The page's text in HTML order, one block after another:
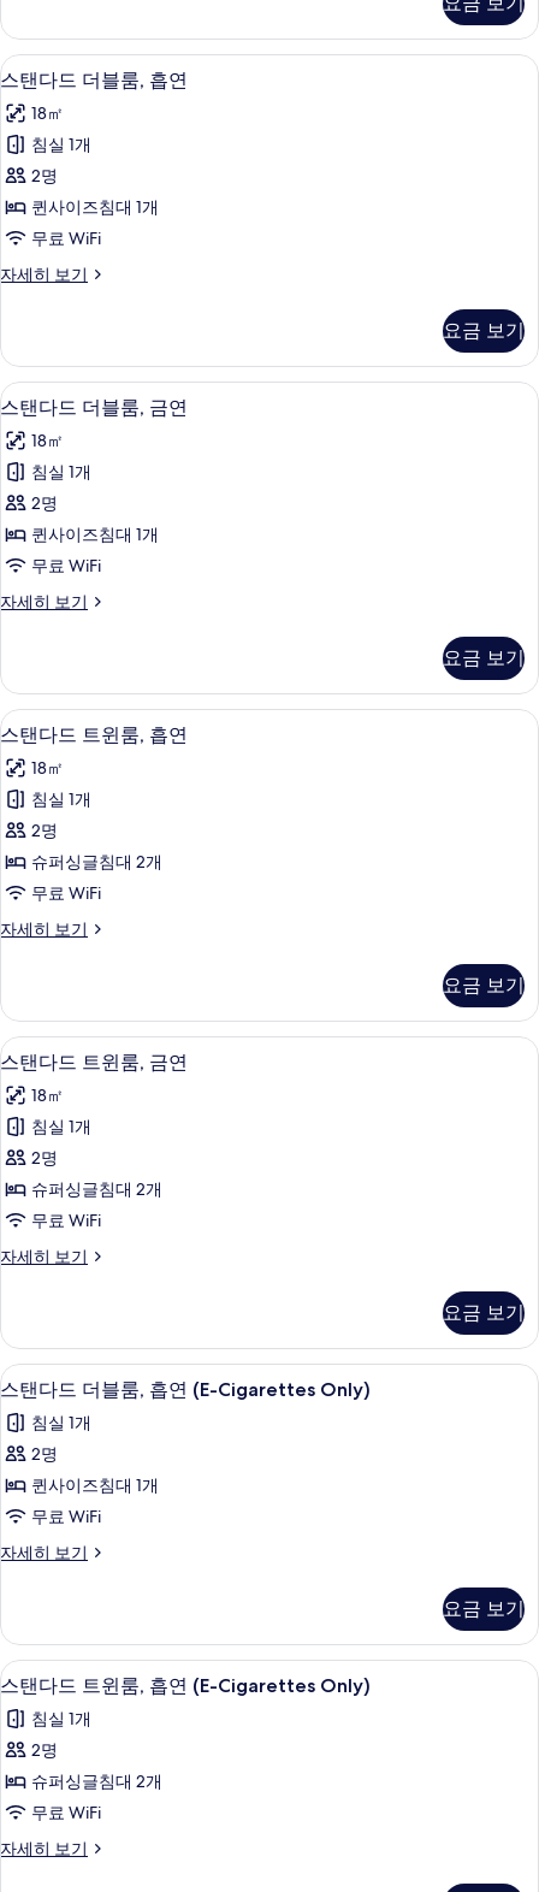
기
Double)
자
세
보
기
스
탠
다
드
더
블
흡
사
진
모
두
보
기
3
스탠다드 더블룸, 흡연
18㎡
침실 1개
2명
퀸사이즈침대 1개
무료 WiFi
자세히 보기
스
더
블
룸,
연
자
세
히
보
기
요금 보기
스
탠
다
드
더
블
금
사
진
모
두
보
기
3
스탠다드 더블룸, 금연
18㎡
침실 1개
2명
퀸사이즈침대 1개
무료 WiFi
자세히 보기
스
더
블
룸,
연
자
세
히
보
기
요금 보기
스
탠
다
드
트
윈
흡
사
진
모
두
보
기
4
스탠다드 트윈룸, 흡연
18㎡
침실 1개
2명
슈퍼싱글침대 2개
무료 WiFi
자세히 보기
스
트
윈
룸,
연
자
세
히
보
기
요금 보기
스
탠
다
드
트
윈
금
사
진
모
두
보
기
4
스탠다드 트윈룸, 금연
18㎡
침실 1개
2명
슈퍼싱글침대 2개
무료 WiFi
자세히 보기
스
트
윈
룸,
연
자
히
보
요금 보기
스
탠
다
드
더
룸,
연
(E-
Cigarettes
Only)
사
진
모
두
스탠다드 더블룸, 흡연 (E-Cigarettes
1
스탠다드 더블룸, 흡연 (E-Cigarettes Only)
침실 1개
2명
퀸사이즈침대 1개
무료 WiFi
자세히 보기
스
더
블
룸,
연
(E-
Only)
자
히
요금 보기
스
탠
다
드
트
룸,
1
스탠다드 트윈룸, 흡연 (E-Cigarettes Only)
침실 1개
2명
슈퍼싱글침대 2개
무료 WiFi
자세히 보기
스